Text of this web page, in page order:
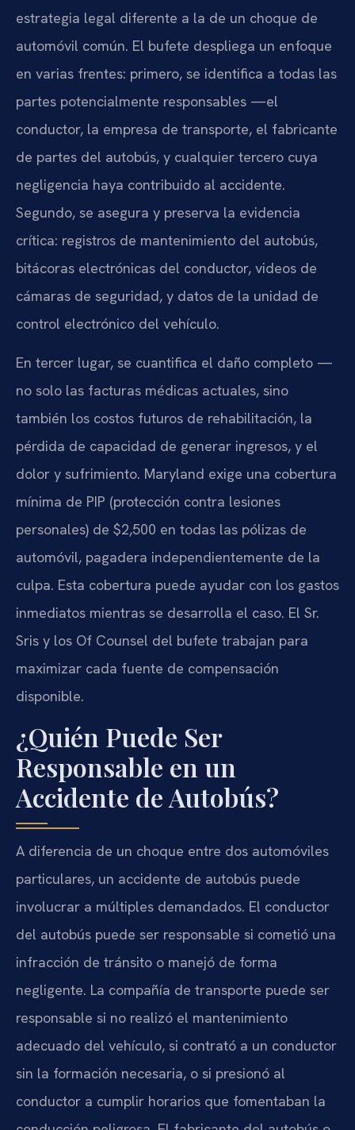
estrategia legal diferente a la de un choque de
automóvil común. El bufete despliega un enfoque
en varias frentes: primero, se identifica a todas las
partes potencialmente responsables —el
conductor, la empresa de transporte, el fabricante
de partes del autobús, y cualquier tercero cuya
negligencia haya contribuido al accidente.
Segundo, se asegura y preserva la evidencia
crítica: registros de mantenimiento del autobús,
bitácoras electrónicas del conductor, videos de
cámaras de seguridad, y datos de la unidad de
control electrónico del vehículo.
En tercer lugar, se cuantifica el daño completo —
no solo las facturas médicas actuales, sino
también los costos futuros de rehabilitación, la
pérdida de capacidad de generar ingresos, y el
dolor y sufrimiento. Maryland exige una cobertura
mínima de PIP (protección contra lesiones
personales) de $2,500 en todas las pólizas de
automóvil, pagadera independientemente de la
culpa. Esta cobertura puede ayudar con los gastos
inmediatos mientras se desarrolla el caso. El Sr.
Sris y los Of Counsel del bufete trabajan para
maximizar cada fuente de compensación
disponible.
¿Quién Puede Ser
Responsable en un
Accidente de Autobús?
A diferencia de un choque entre dos automóviles
particulares, un accidente de autobús puede
involucrar a múltiples demandados. El conductor
del autobús puede ser responsable si cometió una
infracción de tránsito o manejó de forma
negligente. La compañía de transporte puede ser
responsable si no realizó el mantenimiento
adecuado del vehículo, si contrató a un conductor
sin la formación necesaria, o si presionó al
conductor a cumplir horarios que fomentaban la